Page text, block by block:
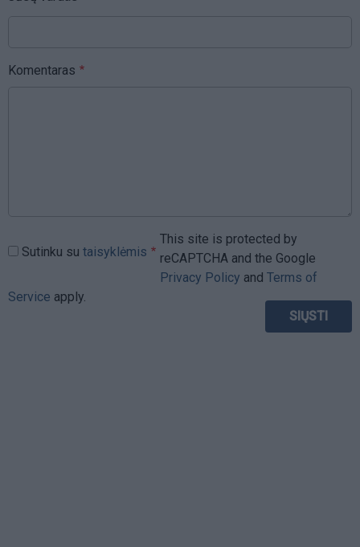
Komentaras
Sutinku su taisyklėmis
This site is protected by
reCAPTCHA and the Google
Privacy Policy and Terms of
Service apply.